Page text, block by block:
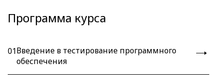
Программа курса
01Введение в тестирование программного
обеспечения